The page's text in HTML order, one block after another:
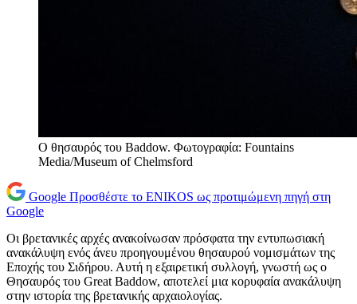
Ο θησαυρός του Baddow. Φωτογραφία: Fountains
Media/Museum of Chelmsford
Google Προσθέστε το ENIKOS ως προτιμώμενη πηγή στη
Google
Οι βρετανικές αρχές ανακοίνωσαν πρόσφατα την εντυπωσιακή
ανακάλυψη ενός άνευ προηγουμένου θησαυρού νομισμάτων της
Εποχής του Σιδήρου. Αυτή η εξαιρετική συλλογή, γνωστή ως ο
Θησαυρός του Great Baddow, αποτελεί μια κορυφαία ανακάλυψη
στην ιστορία της βρετανικής αρχαιολογίας.